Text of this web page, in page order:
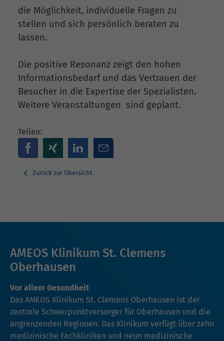
die Möglichkeit, individuelle Fragen zu
stellen und sich persönlich beraten zu
lassen.
Die positive Resonanz zeigt den hohen
Informationsbedarf und das Vertrauen der
Besucher in die Expertise der Spezialisten.
Weitere Veranstaltungen sind geplant.
Teilen:
Zurück zur Übersicht
AMEOS Klinikum St. Clemens
Oberhausen
Vor allem Gesundheit
Das AMEOS Klinikum St. Clemens Oberhausen ist der
zentrale Schwerpunktversorger für Oberhausen und die
angrenzenden Regionen. Das Klinikum verfügt über zehn
medizinische Fachkliniken und neun medizinische